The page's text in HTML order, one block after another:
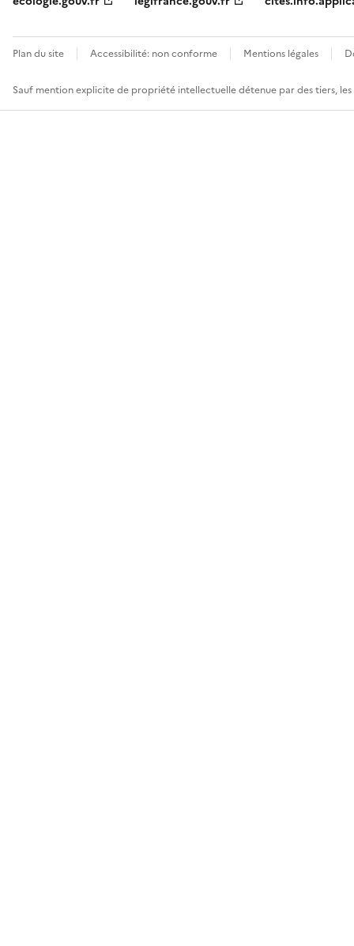
Plan du site Accessibilité: non conforme Mentions légales
Sauf mention explicite de propriété intellectuelle détenue par des tiers,